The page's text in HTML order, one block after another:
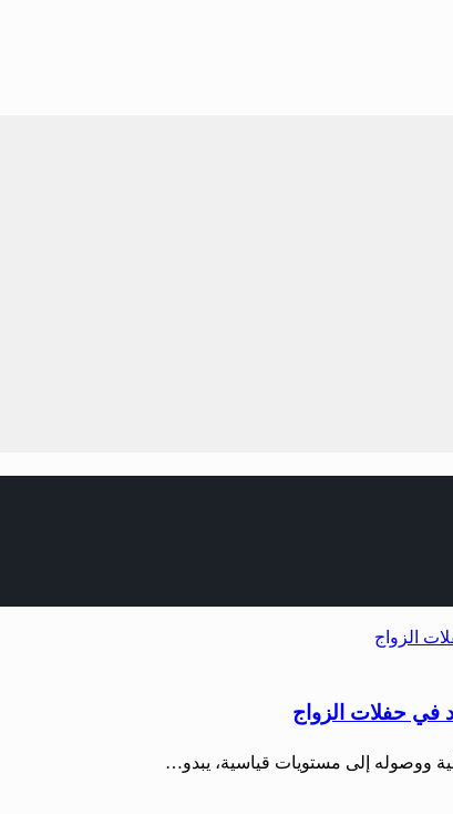
في حفلات الزواج
ووصوله إلى مستويات قياسية، يبدو…